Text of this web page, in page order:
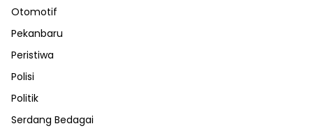
Otomotif
Pekanbaru
Peristiwa
Polisi
Politik
Serdang Bedagai